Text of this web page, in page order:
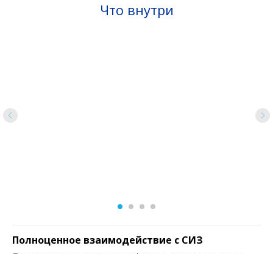
Что внутри
Полноценное взаимодействие с СИЗ